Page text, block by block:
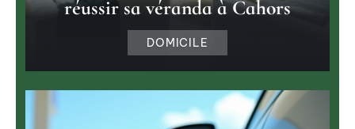
réussir sa véranda à Cahors
DOMICILE